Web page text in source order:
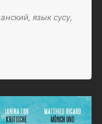
язык сусу,